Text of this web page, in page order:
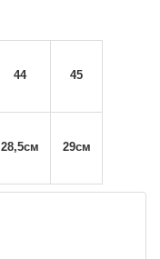
44 45
28,5см 29см